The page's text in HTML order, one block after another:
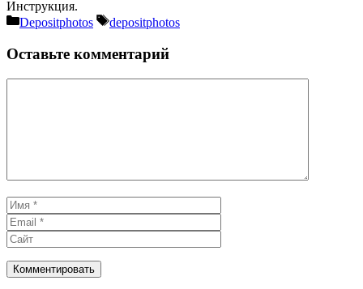
Рубрики
Depositphotos Метки
depositphotos
Оставьте комментарий
Имя